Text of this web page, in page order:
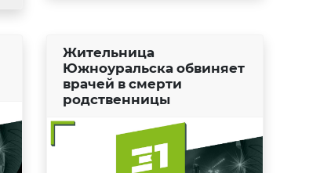
Жительница
Южноуральска обвиняет
врачей в смерти
родственницы